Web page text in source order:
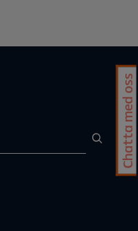
Chatta med oss